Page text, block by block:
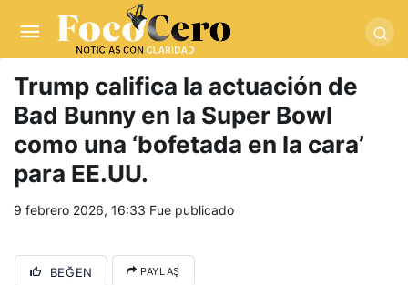
trwin giriş
masterbetting-palacebet1.com-
tlcasino giriş-betandyou-vbett34.com betovis34.net-
skyloftsbet
Trump califica la actuación de
Bad Bunny en la Super Bowl
como una ‘bofetada en la cara’
para EE.UU.
9 febrero 2026, 16:33 Fue publicado
BEĞEN PAYLAŞ